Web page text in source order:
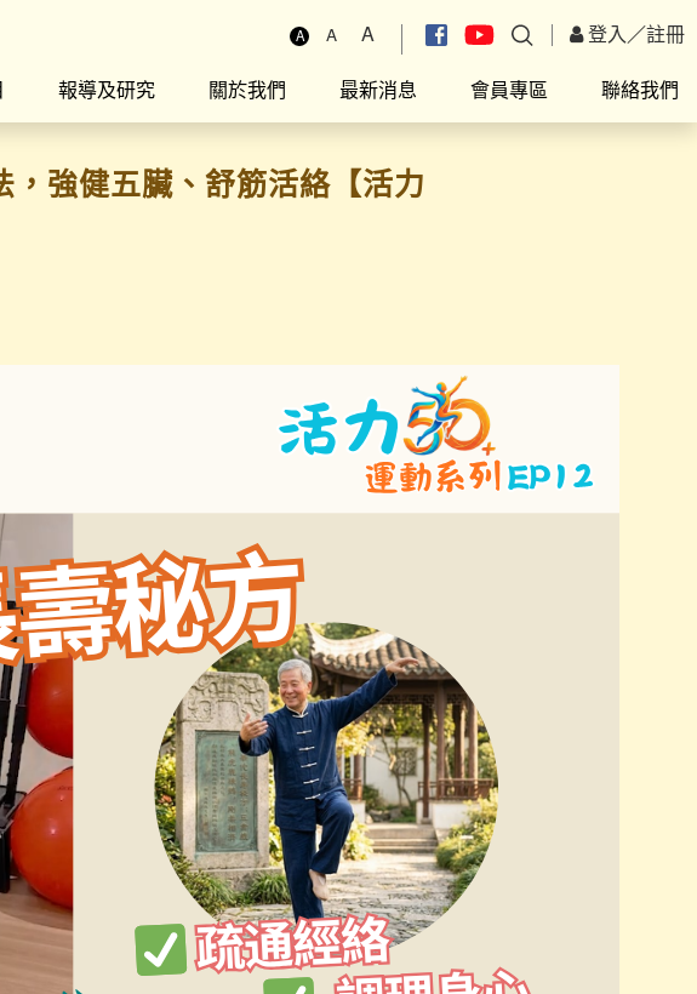
A A A 登入／註冊
報導及研究 關於我們 最新消息 會員專區 聯絡我們
強健五臟、舒筋活絡【活力